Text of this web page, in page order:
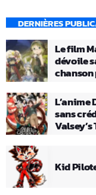
DERNIÈRES
Le film
dévoile
L’anime
sans
Kid